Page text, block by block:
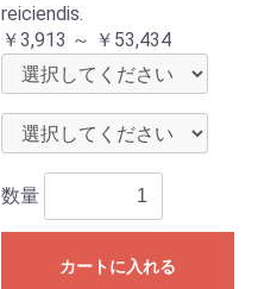
reiciendis.
￥3,913 ～ ￥53,434
数量
カートに入れる